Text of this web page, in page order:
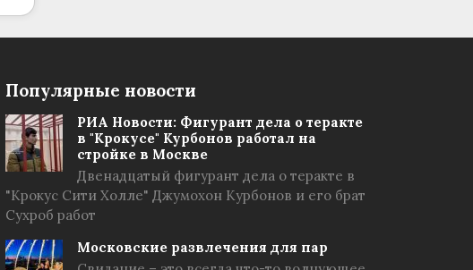
Популярные новости
РИА Новости: Фигурант дела о теракте
в "Крокусе" Курбонов работал на
стройке в Москве
Двенадцатый фигурант дела о теракте в
"Крокус Сити Холле" Джумохон Курбонов и его брат
Сухроб работ
Московские развлечения для пар